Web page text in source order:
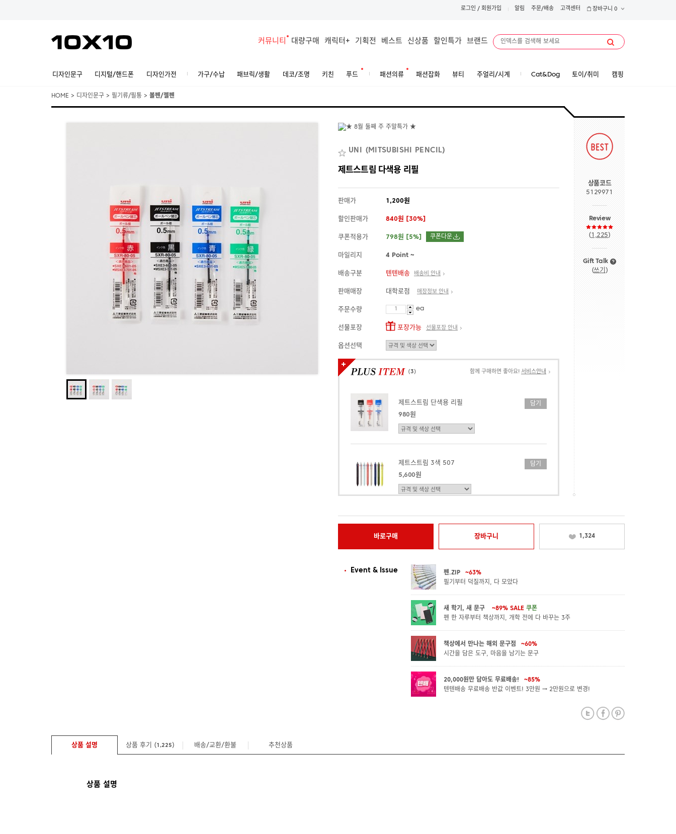
로그인 / 회원가입 알림 주문/배송 고객센터 장바구니 0
커뮤니티 대량구매 캐릭터+ 기획전 베스트 신상품 할인특가 브랜드
디자인문구 디지털/핸드폰 디자인가전 가구/수납 패브릭/생활 데코/조명 키친 푸드 패션의류 패션잡화 뷰티 주얼리/시계 Cat&Dog 토이/취미 캠핑
HOME > 디자인문구 > 필기류/필통 > 볼펜/젤펜
UNI (MITSUBISHI PENCIL)
제트스트림 다색용 리필
판매가 1,200원
할인판매가 840원 [30%]
쿠폰적용가 798원 [5%] 쿠폰다운
마일리지 4 Point ~
배송구분 텐텐배송 배송비 안내
판매매장 대학로점 매장정보 안내
주문수량 ea
선물포장 포장가능 선물포장 안내
옵션선택
(3) 함께 구매하면 좋아요! 서비스안내
제트스트림 단색용 리필
980원
담기
제트스트림 3색 507
5,600원
담기
[제브라] 마일드라이너
담기
상품코드
5129971
Review
(1,225)
Gift Talk
(쓰기 )
바로구매 장바구니 1,324
Event & Issue 펜.ZIP
~63%
필기부터 덕질까지, 다 모았다
새 학기, 새 문구 ~89% SALE 쿠폰
펜 한 자루부터 책상까지, 개학 전에 다 바꾸는 3주
책상에서 만나는 해외 문구점
~60%
시간을 담은 도구, 마음을 남기는 문구
20,000원만 담아도 무료배송!
~85%
텐텐배송 무료배송 반값 이벤트! 3만원 → 2만원으로 변경!
상품 설명 상품 후기 (1,225) 배송/교환/환불 추천상품
상품 설명